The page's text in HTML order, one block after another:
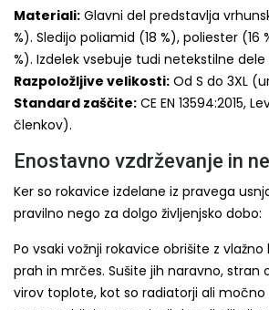
Materiali: Glavni del predstavlja
%). Sledijo poliamid (18 %), poliester (16
%). Izdelek vsebuje tudi netekstilne dele
Razpoložljive velikosti: Od S do 3XL
Standard zaščite: CE EN 13594:2015,
členkov).
Enostavno vzdrževanje in
Ker so rokavice izdelane iz pravega
pravilno nego za dolgo življenjsko dobo:
Po vsaki vožnji rokavice obrišite z
prah in mrčes. Sušite jih naravno, stran
virov toplote, kot so radiatorji ali močno